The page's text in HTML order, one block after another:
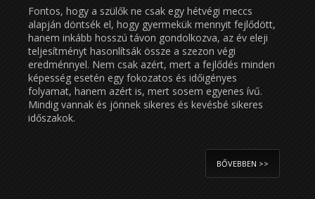
Fontos, hogy a szülők ne csak egy hétvégi meccs
alapján döntsék el, hogy gyermekük mennyit fejlődött,
hanem inkább hosszú távon gondolkozva, az év eleji
teljesítményt hasonlítsák össze a szezon végi
eredménnyel. Nem csak azért, mert a fejlődés minden
képesség esetén egy fokozatos és időigényes
folyamat, hanem azért is, mert sosem egyenes ívű.
Mindig vannak és jönnek sikeres és kevésbé sikeres
időszakok.
BŐVEBBEN >>